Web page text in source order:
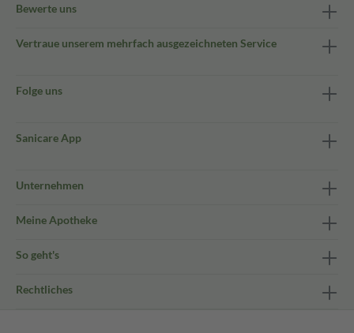
Bewerte uns
Vertraue unserem mehrfach ausgezeichneten Service
Folge uns
Sanicare App
Unternehmen
Meine Apotheke
So geht's
Rechtliches